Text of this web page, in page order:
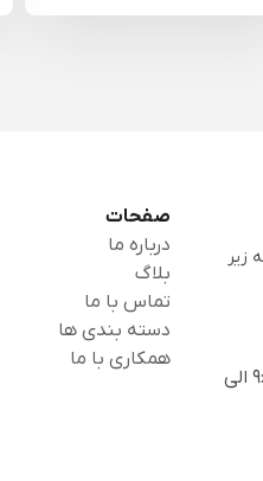
زیر
شنبه تا پنج شنبه 9:30 الی
صفحات
درباره ما
بلاگ
تماس با ما
دسته بندی ها
همکاری با ما